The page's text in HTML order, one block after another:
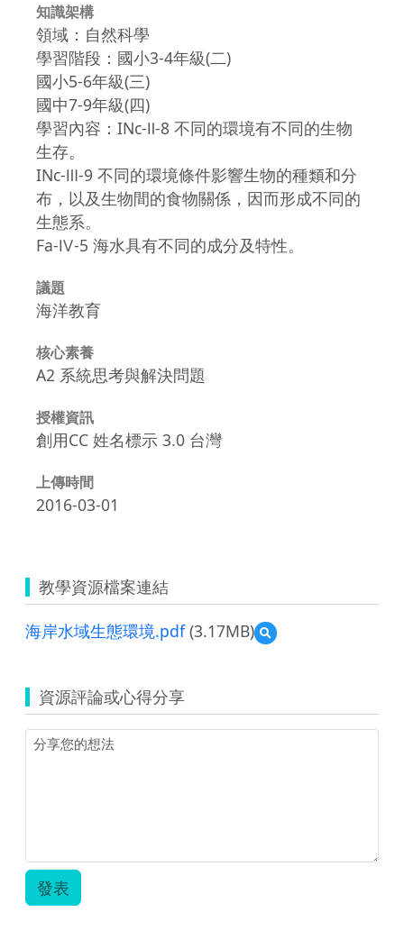
知識架構
領域：自然科學
學習階段：國小3-4年級(二)
國小5-6年級(三)
國中7-9年級(四)
學習內容：INc-Ⅱ-8 不同的環境有不同的生物
生存。
INc-Ⅲ-9 不同的環境條件影響生物的種類和分
布，以及生物間的食物關係，因而形成不同的
生態系。
Fa-Ⅳ-5 海水具有不同的成分及特性。
議題
海洋教育
核心素養
A2 系統思考與解決問題
授權資訊
創用CC 姓名標示 3.0 台灣
上傳時間
2016-03-01
教學資源檔案連結
海岸水域生態環境.pdf(3.17MB)
預
覽
域
生
資源評論或心得分享
發表